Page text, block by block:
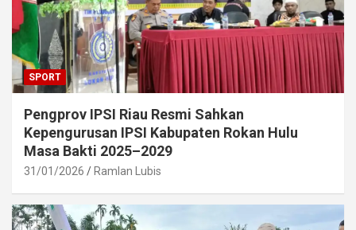
SPORT
Pengprov IPSI Riau Resmi Sahkan
Kepengurusan IPSI Kabupaten Rokan Hulu
Masa Bakti 2025–2029
31/01/2026 Ramlan Lubis